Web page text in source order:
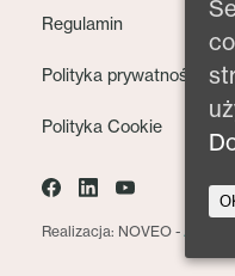
Regulamin
Polityka prywatności
Polityka Cookie
Realizacja: NOVEO -